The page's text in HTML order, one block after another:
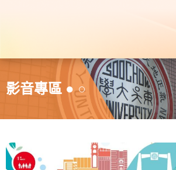
影音專區 ● ○